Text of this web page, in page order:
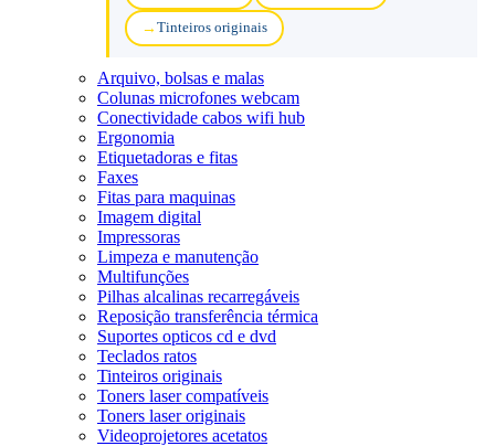
Tinteiros originais
Arquivo, bolsas e malas
Colunas microfones webcam
Conectividade cabos wifi hub
Ergonomia
Etiquetadoras e fitas
Faxes
Fitas para maquinas
Imagem digital
Impressoras
Limpeza e manutenção
Multifunções
Pilhas alcalinas recarregáveis
Reposição transferência térmica
Suportes opticos cd e dvd
Teclados ratos
Tinteiros originais
Toners laser compatíveis
Toners laser originais
Videoprojetores acetatos